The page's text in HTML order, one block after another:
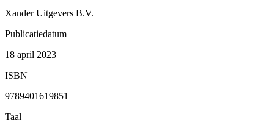
Xander Uitgevers B.V.
Publicatiedatum
18 april 2023
ISBN
9789401619851
Taal